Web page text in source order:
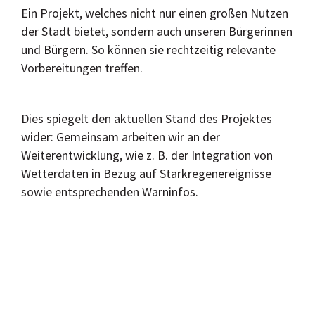
Ein Projekt, welches nicht nur einen großen Nutzen
der Stadt bietet, sondern auch unseren Bürgerinnen
und Bürgern. So können sie rechtzeitig relevante
Vorbereitungen treffen.
Dies spiegelt den aktuellen Stand des Projektes
wider: Gemeinsam arbeiten wir an der
Weiterentwicklung, wie z. B. der Integration von
Wetterdaten in Bezug auf Starkregenereignisse
sowie entsprechenden Warninfos.